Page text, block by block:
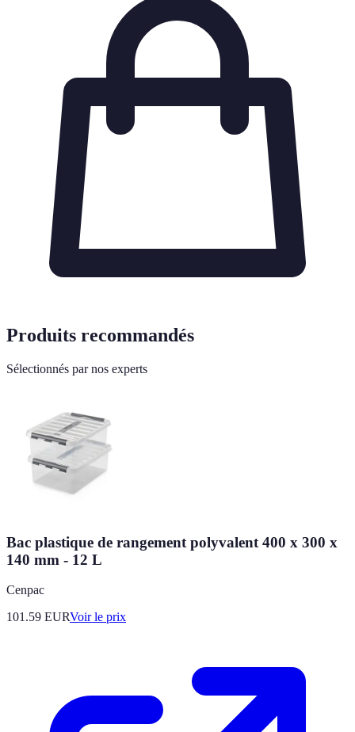
Produits recommandés
Sélectionnés par nos experts
Bac plastique de rangement polyvalent 400 x 300 x
140 mm - 12 L
Cenpac
101.59 EURVoir le prix